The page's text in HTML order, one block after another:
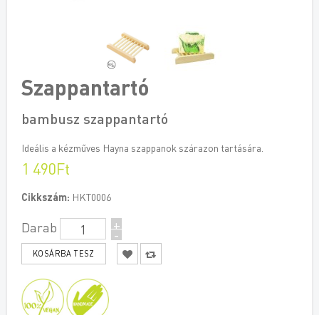
Szappantartó
bambusz szappantartó
Ideális a kézműves Hayna szappanok szárazon tartására.
1 490Ft
Cikkszám: HKT0006
Darab +
-